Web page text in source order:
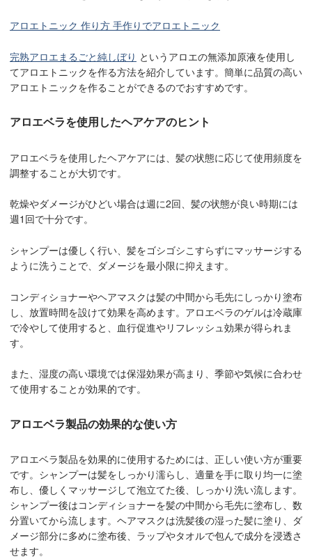
アロエトニック 作り方 手作りでアロエトニック
完熟アロエまるごと純しぼり というアロエの無添加原液を使用し
てアロエトニックを作る方法を紹介しています。簡単に品質の高い
アロエトニックを作ることができるのでおすすめです。
アロエベラを使用したヘアケアのヒント
アロエベラを使用したヘアケアには、髪の状態に応じて使用頻度を
調整することが大切です。
乾燥やダメージがひどい場合は週に2回、髪の状態が良い時期には
週1回で十分です。
シャンプーは優しく行い、髪をゴシゴシこすらずにマッサージする
ように洗うことで、ダメージを最小限に抑えます。
コンディショナーやヘアマスクは髪の中間から毛先にしっかり塗布
し、放置時間を設けて効果を高めます。アロエベラのゲルは冷蔵庫
で冷やして使用すると、血行促進やリフレッシュ効果が得られま
す。
また、湿度の高い環境では保湿効果が高まり、季節や気候に合わせ
て使用することが効果的です。
アロエベラ製品の効果的な使い方
アロエベラ製品を効果的に使用するためには、正しい使い方が重要
です。シャンプーは髪をしっかり濡らし、適量を手に取り均一に塗
布し、優しくマッサージして泡立てた後、しっかり洗い流します。
シャンプー後はコンディショナーを髪の中間から毛先に塗布し、数
分置いてから流します。ヘアマスクは洗髪後の湿った髪に塗り、ダ
メージ部分に多めに塗布後、ラップやタオルで包んで成分を浸透さ
せます。